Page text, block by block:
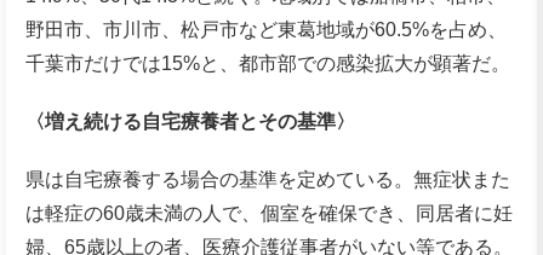
野田市、市川市、松戸市など東葛地域が60.5%を占め、
千葉市だけでは15%と、都市部での感染拡大が顕著だ。
〈増え続ける自宅療養者とその基準〉
県は自宅療養する場合の基準を定めている。無症状また
は軽症の60歳未満の人で、個室を確保でき、同居者に妊
婦、65歳以上の者、医療介護従事者がいない等である。